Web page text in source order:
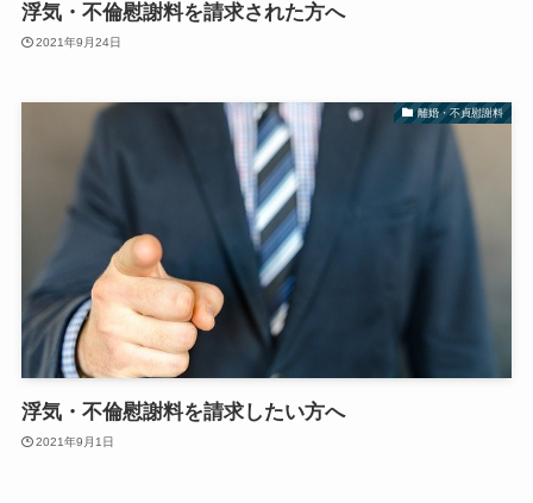
浮気・不倫慰謝料を請求された方へ
2021年9月24日
離婚・不貞慰謝料
浮気・不倫慰謝料を請求したい方へ
2021年9月1日